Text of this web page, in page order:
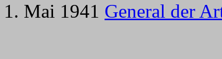
1. Mai 1941 General der